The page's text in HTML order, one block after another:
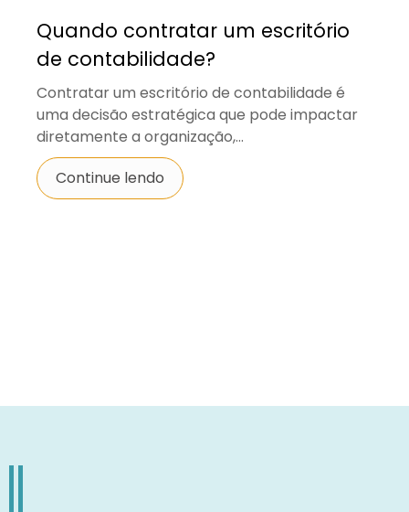
Quando contratar um escritório
de contabilidade?
Contratar um escritório de contabilidade é
uma decisão estratégica que pode impactar
diretamente a organização,...
Continue lendo